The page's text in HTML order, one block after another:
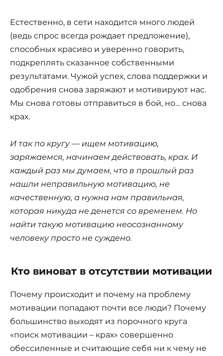
Естественно, в сети находится много людей
(ведь спрос всегда рождает предложение),
способных красиво и уверенно говорить,
подкреплять сказанное собственными
результатами. Чужой успех, слова поддержки и
одобрения снова заряжают и мотивируют нас.
Мы снова готовы отправиться в бой, но… снова
крах.
И так по кругу — ищем мотивацию,
заряжаемся, начинаем действовать, крах. И
каждый раз мы думаем, что в прошлый раз
нашли неправильную мотивацию, не
качественную, а нужна нам правильная,
которая никуда не денется со временем. Но
найти такую мотивацию неосознанному
человеку просто не суждено.
Кто виноват в отсутствии мотивации
Почему происходит и почему на проблему
мотивации попадают почти все люди? Почему
большинство выходят из порочного круга
«поиск мотивации – крах» совершенно
обессиленные и считающие себя ни к чему не